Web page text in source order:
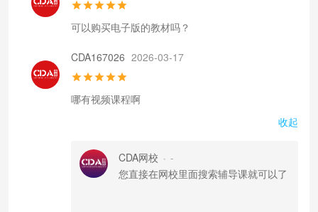
可以购买电子版的教材吗？
CDA167026 2026-03-17
哪有视频课程啊
收起
CDA网校 • -
您直接在网校里面搜索辅导课就可以了